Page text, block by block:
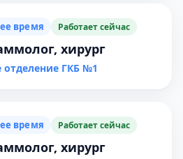
время Работает сейчас
хирург
отделение ГКБ №1
время Работает сейчас
хирург